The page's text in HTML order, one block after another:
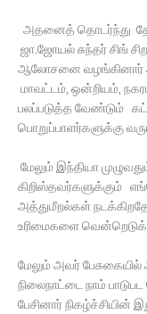
அதனைத் தொடர்ந்து
ஜா.ஜோயல் சுந்தர் சிங்
ஆலோசனை வழங்கினார்
மாவட்டம், ஒன்றியம்,
பலப்படுத்த வேண்டும்
பொறுப்பாளர்களுக்கு
மேலும் இந்தியா
கிறிஸ்தவர்களுக்கும்
அத்துமீறல்கள்
உரிமைகளை
மேலும் அவர்
நிலைநாட்டை நாம்
பேசினார் நிகழ்ச்சியின்